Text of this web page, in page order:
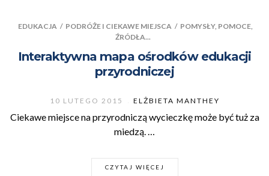
EDUKACJA / PODRÓŻE I CIEKAWE MIEJSCA / POMYSŁY, POMOCE,
ŹRÓDŁA...
Interaktywna mapa ośrodków edukacji
przyrodniczej
10 LUTEGO 2015 ELŻBIETA MANTHEY
Ciekawe miejsce na przyrodniczą wycieczkę może być tuż za
miedzą. …
CZYTAJ WIĘCEJ